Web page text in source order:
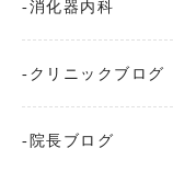
消化器内科
クリニックブログ
院長ブログ